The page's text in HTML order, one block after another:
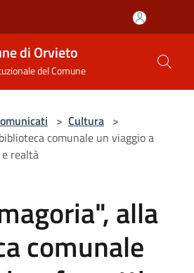
di Orvieto
del Comune
> Cultura >
comunale un viaggio a
realtà
alla
comunale